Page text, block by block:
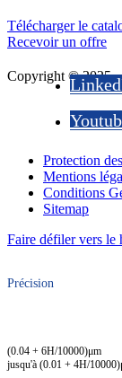
Télécharger le
Recevoir un offre
Copyright © 2025
Protection
Mentions
Conditions
Sitemap
Faire défiler vers le
Précision
(0.04 + 6H/10000)μm
jusqu'à (0.01 + 4H/